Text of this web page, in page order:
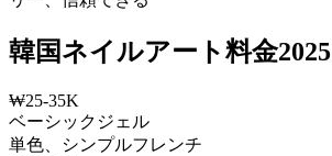
韓国ネイルアート料金2025
₩25-35K
ベーシックジェル
単色、シンプルフレンチ